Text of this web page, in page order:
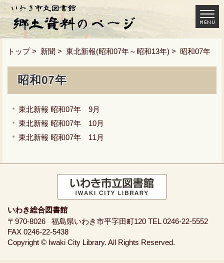
トップ> 新聞 > 東北新報(昭和07年～昭和13年) > 昭和07年
昭和07年
東北新報 昭和07年 9月
東北新報 昭和07年 10月
東北新報 昭和07年 11月
いわき総合図書館
〒970-8026
福島県いわき市平字田町120 TEL 0246-22-5552
FAX 0246-22-5438
Copyright © Iwaki City Library. All Rights Reserved.